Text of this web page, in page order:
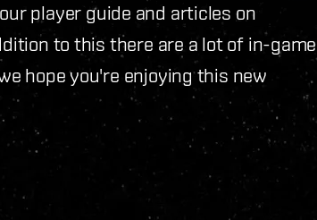
player guide and articles on
to this there are a lot of in-game
hope you're enjoying this new